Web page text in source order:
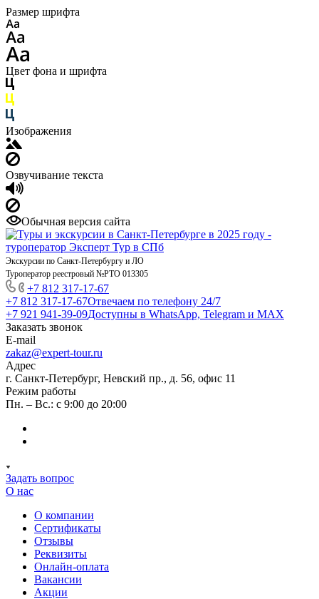
Размер шрифта
Цвет фона и шрифта
Изображения
Озвучивание текста
Обычная версия сайта
Экскурсии по Санкт-Петербургу и ЛО
Туроператор реестровый №РТО 013305
+7 812 317-17-67
+7 812 317-17-67Отвечаем по телефону 24/7
+7 921 941-39-09Доступны в WhatsApp, Telegram и MAX
Заказать звонок
E-mail
zakaz@expert-tour.ru
Адрес
г. Санкт-Петербург, Невский пр., д. 56, офис 11
Режим работы
Пн. – Вс.: с 9:00 до 20:00
Задать вопрос
О нас
О компании
Сертификаты
Отзывы
Реквизиты
Онлайн-оплата
Вакансии
Акции